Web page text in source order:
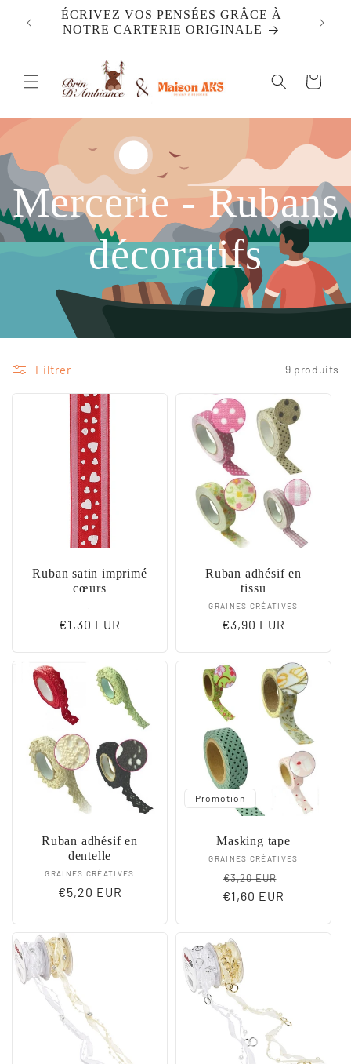
passer ÉCRIVEZ VOS PENSÉES GRÂCE À
NOTRE CARTERIE ORIGINALE
Panier
Mercerie - Rubans
décoratifs
Filtrer 9 produits
Ruban satin imprimé
cœurs
Fournisseur :
Prix
€1,30 EUR
Ruban adhésif en
tissu
Fournisseur :
GRAINES CRÉATIVES
Prix
€3,90 EUR
Ruban adhésif en
dentelle
Fournisseur :
GRAINES CRÉATIVES
Prix
€5,20 EUR
Promotion
Masking tape
Fournisseur :
GRAINES CRÉATIVES
Prix
habituel
€3,20 EUR
€1,60 EUR